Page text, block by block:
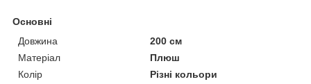
Основні
Довжина
200 см
Матеріал
Плюш
Колір
Різні кольори